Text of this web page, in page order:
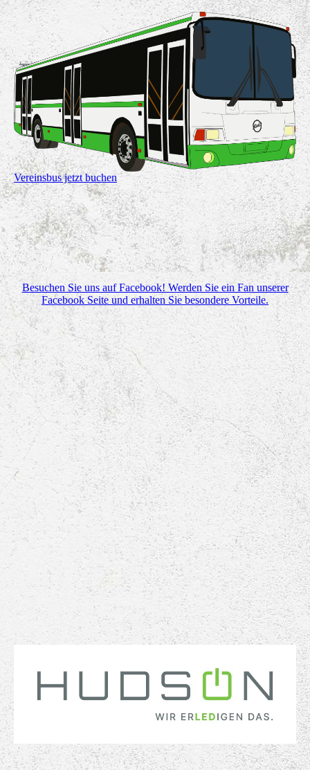
Vereinsbus jetzt buchen
Besuchen Sie uns auf Facebook! Werden Sie ein Fan unserer
Facebook Seite und erhalten Sie besondere Vorteile.